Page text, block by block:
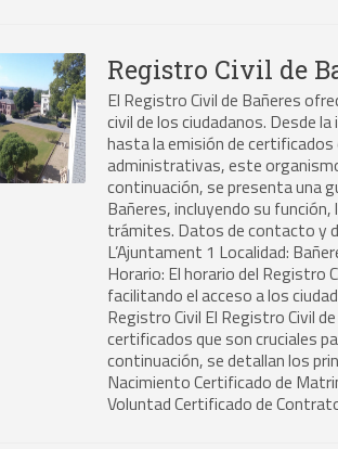
Registro Civil de
El Registro Civil de Bañeres
civil de los ciudadanos. Desde
hasta la emisión de
administrativas, este
continuación, se presenta una
Bañeres, incluyendo su
trámites. Datos de contacto y
L’Ajuntament 1 Localidad:
Horario: El horario del Registro
facilitando el acceso a los
Registro Civil El Registro Civil
certificados que son cruciales
continuación, se detallan los
Nacimiento Certificado de
Voluntad Certificado de